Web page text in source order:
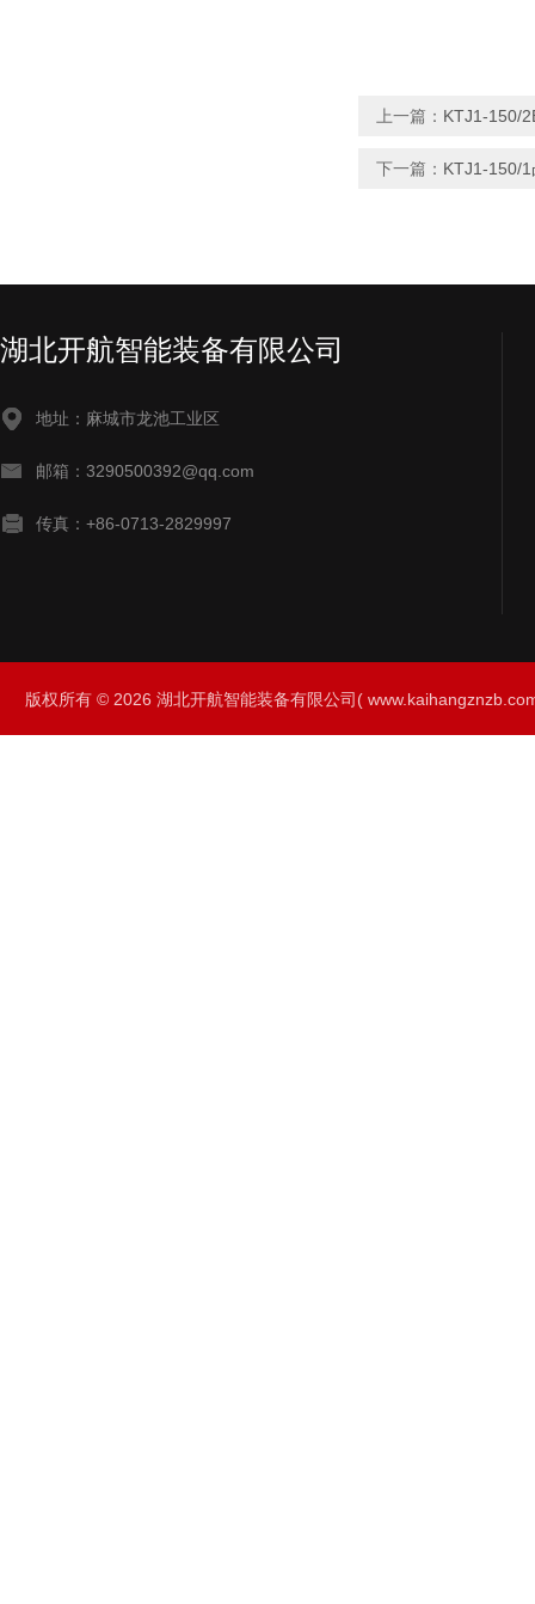
上一篇： KTJ1-150/
下一篇： KTJ1-150/
湖北开航智能装备有限公司
地址：麻城市龙池工业区
邮箱：3290500392@qq.com
传真：+86-0713-2829997
版权所有 © 2026 湖北开航智能装备有限公司(